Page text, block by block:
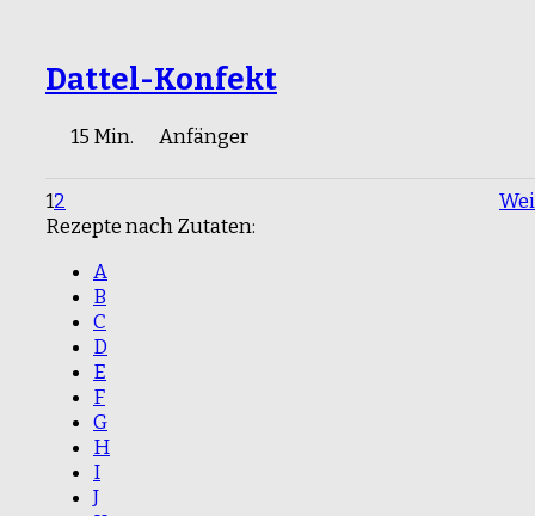
Dattel-Konfekt
15 Min. Anfänger
12
Rezepte nach Zutaten:
A
B
C
D
E
F
G
H
I
J